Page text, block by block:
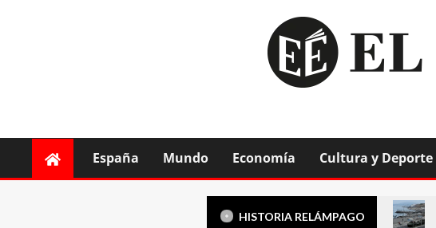
España Mundo Economía Cultura y Deporte
HISTORIA RELÁMPAGO